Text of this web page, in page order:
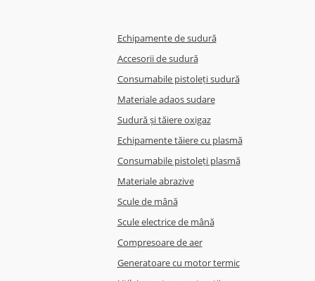
Echipamente de sudură
Accesorii de sudură
Consumabile pistoleți sudură
Materiale adaos sudare
Sudură și tăiere oxigaz
Echipamente tăiere cu plasmă
Consumabile pistoleți plasmă
Materiale abrazive
Scule de mână
Scule electrice de mână
Compresoare de aer
Generatoare cu motor termic